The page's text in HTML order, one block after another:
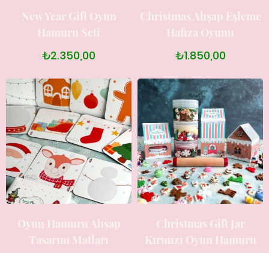
New Year Gift Oyun
Hamuru Seti
₺2.350,00
Christmas Ahşap Eşleme
Hafıza Oyunu
₺1.850,00
Oyun Hamuru Ahşap
Tasarım Matları
Christmas Gift Jar
Kırmızı Oyun Hamuru